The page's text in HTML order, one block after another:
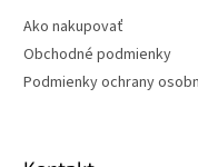
Ako nakupovať
Obchodné podmienky
Podmienky ochrany